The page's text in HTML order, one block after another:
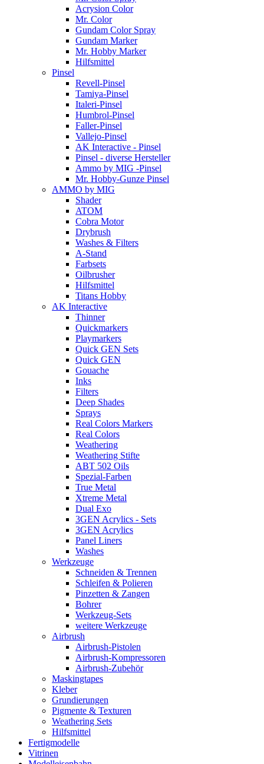
Acrysion Color
Mr. Color
Gundam Color Spray
Gundam Marker
Mr. Hobby Marker
Hilfsmittel
Pinsel
Revell-Pinsel
Tamiya-Pinsel
Italeri-Pinsel
Humbrol-Pinsel
Faller-Pinsel
Vallejo-Pinsel
AK Interactive - Pinsel
Pinsel - diverse Hersteller
Ammo by MIG -Pinsel
Mr. Hobby-Gunze Pinsel
AMMO by MIG
Shader
ATOM
Cobra Motor
Drybrush
Washes & Filters
A-Stand
Farbsets
Oilbrusher
Hilfsmittel
Titans Hobby
AK Interactive
Thinner
Quickmarkers
Playmarkers
Quick GEN Sets
Quick GEN
Gouache
Inks
Filters
Deep Shades
Sprays
Real Colors Markers
Real Colors
Weathering
Weathering Stifte
ABT 502 Oils
Spezial-Farben
True Metal
Xtreme Metal
Dual Exo
3GEN Acrylics - Sets
3GEN Acrylics
Panel Liners
Washes
Werkzeuge
Schneiden & Trennen
Schleifen & Polieren
Pinzetten & Zangen
Bohrer
Werkzeug-Sets
weitere Werkzeuge
Airbrush
Airbrush-Pistolen
Airbrush-Kompressoren
Airbrush-Zubehör
Maskingtapes
Kleber
Grundierungen
Pigmente & Texturen
Weathering Sets
Hilfsmittel
Fertigmodelle
Vitrinen